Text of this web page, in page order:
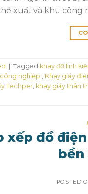
xuất và khu công
Tagged khay đỡ linh
nghiệp., Khay giấy
Techper, khay giấy thân
xếp đồ
bền
POSTED